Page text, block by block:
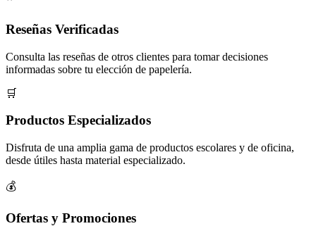
Reseñas Verificadas
Consulta las reseñas de otros clientes para tomar decisiones
informadas sobre tu elección de papelería.
🛒
Productos Especializados
Disfruta de una amplia gama de productos escolares y de oficina,
desde útiles hasta material especializado.
💰
Ofertas y Promociones